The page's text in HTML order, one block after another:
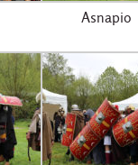
Asnapio